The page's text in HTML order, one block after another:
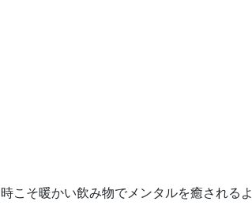
こそ暖かい飲み物でメンタルを癒されるよ